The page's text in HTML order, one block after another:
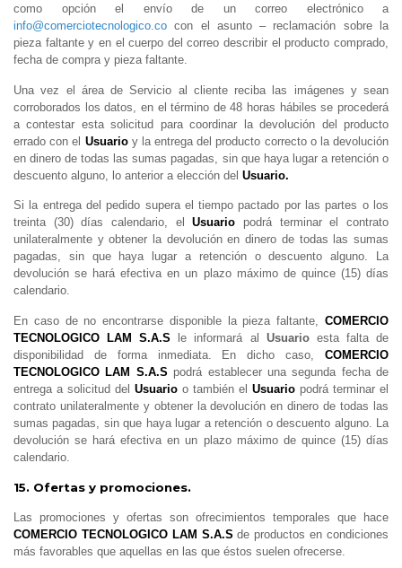
como opción el envío de un correo electrónico a
info@comerciotecnologico.co con el asunto – reclamación sobre la
pieza faltante y en el cuerpo del correo describir el producto comprado,
fecha de compra y pieza faltante.
Una vez el área de Servicio al cliente reciba las imágenes y sean
corroborados los datos, en el término de 48 horas hábiles se procederá
a contestar esta solicitud para coordinar la devolución del producto
errado con el Usuario y la entrega del producto correcto o la devolución
en dinero de todas las sumas pagadas, sin que haya lugar a retención o
descuento alguno, lo anterior a elección del Usuario.
Si la entrega del pedido supera el tiempo pactado por las partes o los
treinta (30) días calendario, elUsuario podrá terminar el contrato
unilateralmente y obtener la devolución en dinero de todas las sumas
pagadas, sin que haya lugar a retención o descuento alguno. La
devolución se hará efectiva en un plazo máximo de quince (15) días
calendario.
En caso de no encontrarse disponible la pieza faltante, COMERCIO
TECNOLOGICO LAM S.A.S le informará al Usuarioesta falta de
disponibilidad de forma inmediata. En dicho caso, COMERCIO
TECNOLOGICO LAM S.A.S podrá establecer una segunda fecha de
entrega a solicitud del Usuario o también el Usuario podrá terminar el
contrato unilateralmente y obtener la devolución en dinero de todas las
sumas pagadas, sin que haya lugar a retención o descuento alguno. La
devolución se hará efectiva en un plazo máximo de quince (15) días
calendario.
15. Ofertas y promociones.
Las promociones y ofertas son ofrecimientos temporales que hace
COMERCIO TECNOLOGICO LAM S.A.S de productos en condiciones
más favorables que aquellas en las que éstos suelen ofrecerse.